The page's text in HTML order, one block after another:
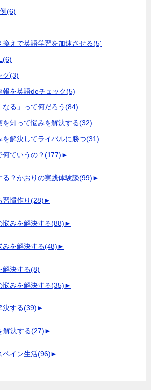
(6)
換えで英語学習を加速させる(5)
(6)
グ(3)
報を英語deチェック(5)
なる」って何だろう(84)
を知って悩みを解決する(32)
を解決してライバルに勝つ(31)
何ていうの？(177)►
る？かおりの実践体験談(99)►
習慣作り(28)►
悩みを解決する(88)►
みを解決する(48)►
解決する(8)
悩みを解決する(35)►
決する(39)►
解決する(27)►
ペイン生活(96)►